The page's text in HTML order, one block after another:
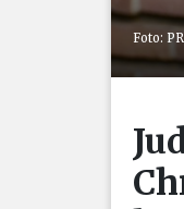
Foto: PR